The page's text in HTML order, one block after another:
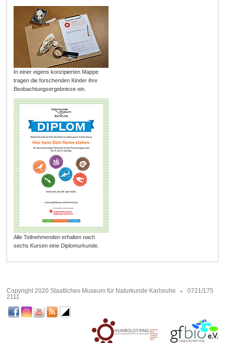
In einer eigens konzipierten Mappe
tragen die forschenden Kinder ihre
Beobachtungsergebnisse ein.
Alle Teilnehmenden erhalten nach
sechs Kursen eine Diplomurkunde.
Copyright 2020 Staatliches Museum für Naturkunde Karlsruhe
0721/175
2111